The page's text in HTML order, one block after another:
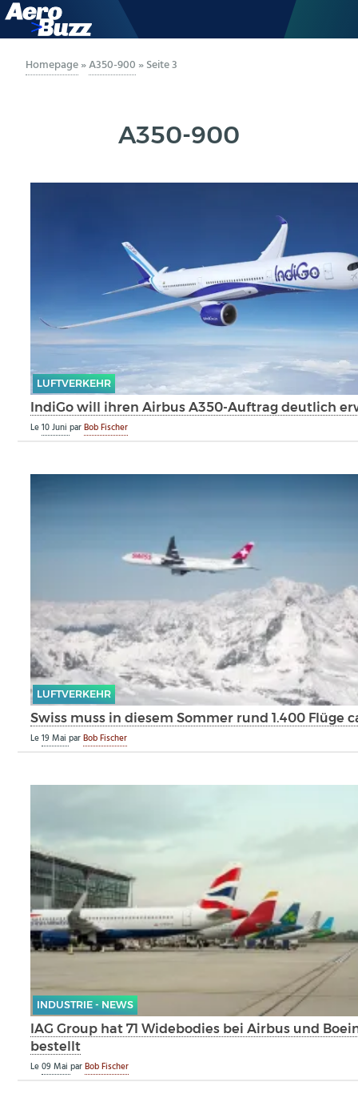
GENERAL AVIATION
MILITÄR
Homepage»A350-900 »Seite 3
A350-900
LUFTVERKEHR
IndiGo will ihren Airbus A350-Auftrag deutlich
Le10 JuniparBob Fischer
LUFTVERKEHR
Swiss muss in diesem Sommer rund 1.400 Flüge
Le19 MaiparBob Fischer
INDUSTRIE - NEWS
IAG Group hat 71 Widebodies bei Airbus und
bestellt
Le09 MaiparBob Fischer